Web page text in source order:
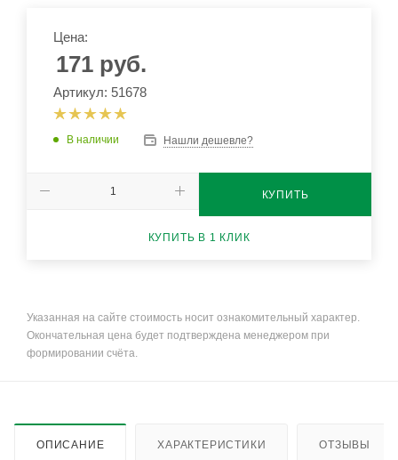
Цена:
171 руб.
Артикул: 51678
В наличии Нашли дешевле?
КУПИТЬ
КУПИТЬ В 1 КЛИК
Указанная на сайте стоимость носит ознакомительный характер.
Окончательная цена будет подтверждена менеджером при
формировании счёта.
ОПИСАНИЕ ХАРАКТЕРИСТИКИ ОТЗЫВЫ